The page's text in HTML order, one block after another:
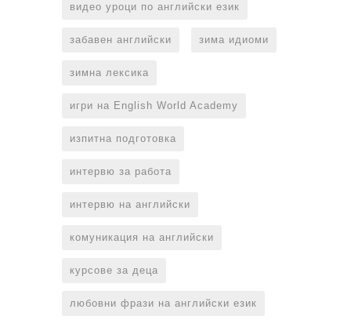
видео уроци по английски език
забавен английски зима идиоми
зимна лексика
игри на English World Academy
изпитна подготовка
интервю за работа
интервю на английски
комуникация на английски
курсове за деца
любовни фрази на английски език